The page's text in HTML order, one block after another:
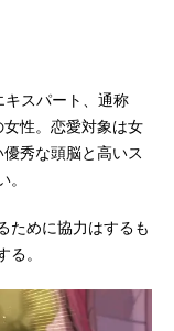
スパート、通称
女性。恋愛対象は女
秀な頭脳と高いス
ために協力はするも
。